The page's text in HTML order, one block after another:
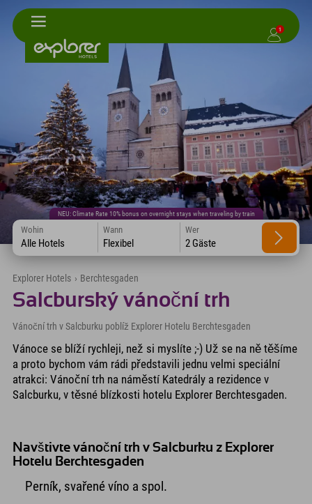
1
NEU: Climate Rate 10% bonus on overnight stays when traveling by train
Wohin
Alle Hotels
Wann
Flexibel
Wer
2 Gäste
Explorer Hotels › Berchtesgaden
Salcburský vánoční trh
Vánoční trh v Salcburku poblíž Explorer Hotelu Berchtesgaden
Vánoce se blíží rychleji, než si myslíte ;-) Už se na ně těšíme
a proto bychom vám rádi představili jednu velmi speciální
atrakci: Vánoční trh na náměstí Katedrály a rezidence v
Salcburku, v těsné blízkosti hotelu Explorer Berchtesgaden.
Navštivte vánoční trh v Salcburku z Explorer
Hotelu Berchtesgaden
Perník, svařené víno a spol.